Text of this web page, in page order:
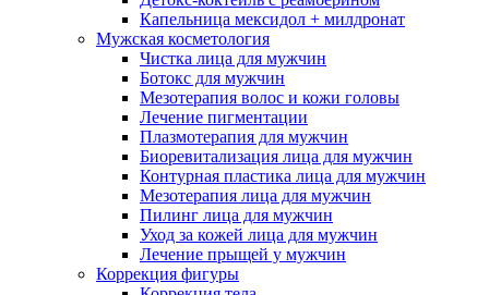
Капельница мексидол + милдронат
Мужская косметология
Чистка лица для мужчин
Ботокс для мужчин
Мезотерапия волос и кожи головы
Лечение пигментации
Плазмотерапия для мужчин
Биоревитализация лица для мужчин
Контурная пластика лица для мужчин
Мезотерапия лица для мужчин
Пилинг лица для мужчин
Уход за кожей лица для мужчин
Лечение прыщей у мужчин
Коррекция фигуры